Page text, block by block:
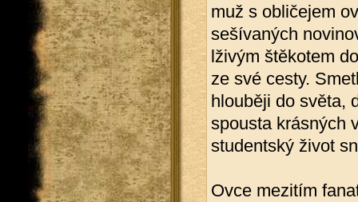
muž s obličejem
sešívaných
lživým štěkotem
ze své cesty.
hlouběji do světa,
spousta krásných
studentský život
Ovce mezitím